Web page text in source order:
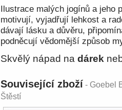
Ilustrace malých jogínů a jeho
motivují, vyjadřují lehkost a
dávají lásku a důvěru,
podněcují vědomější způsob
Skvělý nápad na dárek
Související zboží - Goebel
Štěstí